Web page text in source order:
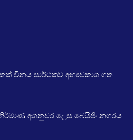
චීනය සාර්ථකව අභ්‍යවකාශ ගත
අගනුවර ලෙස බෙයිජිං නගරය